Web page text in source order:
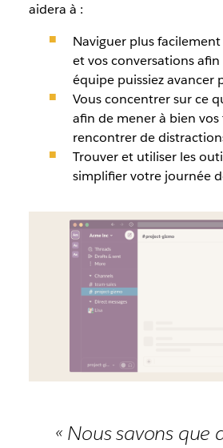
aidera à :
Naviguer plus
et vos conversations
équipe puissiez avancer
Vous concentrer sur ce
afin de mener à bien vos
rencontrer de
Trouver et utiliser les
simplifier votre journée
« Nous savons que